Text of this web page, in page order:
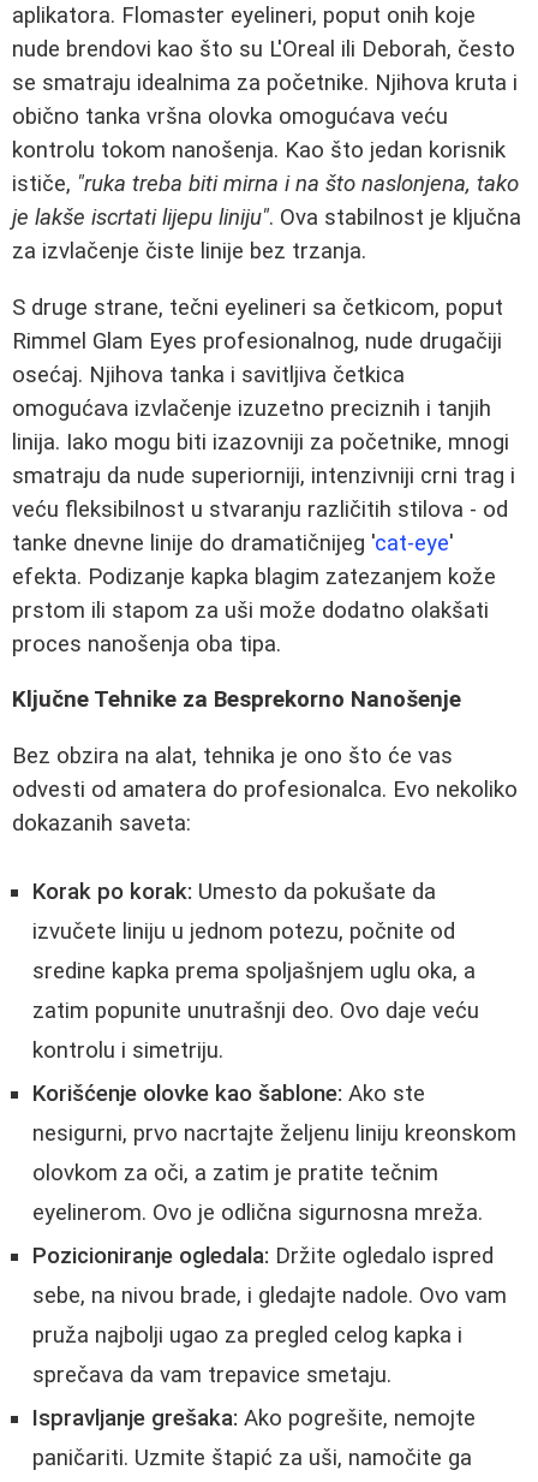
aplikatora. Flomaster eyelineri, poput onih koje
nude brendovi kao što su L'Oreal ili Deborah, često
se smatraju idealnima za početnike. Njihova kruta i
obično tanka vršna olovka omogućava veću
kontrolu tokom nanošenja. Kao što jedan korisnik
ističe, "ruka treba biti mirna i na što naslonjena, tako
je lakše iscrtati lijepu liniju". Ova stabilnost je ključna
za izvlačenje čiste linije bez trzanja.
S druge strane, tečni eyelineri sa četkicom, poput
Rimmel Glam Eyes profesionalnog, nude drugačiji
osećaj. Njihova tanka i savitljiva četkica
omogućava izvlačenje izuzetno preciznih i tanjih
linija. Iako mogu biti izazovniji za početnike, mnogi
smatraju da nude superiorniji, intenzivniji crni trag i
veću fleksibilnost u stvaranju različitih stilova - od
tanke dnevne linije do dramatičnijeg 'cat-eye'
efekta. Podizanje kapka blagim zatezanjem kože
prstom ili stapom za uši može dodatno olakšati
proces nanošenja oba tipa.
Ključne Tehnike za Besprekorno Nanošenje
Bez obzira na alat, tehnika je ono što će vas
odvesti od amatera do profesionalca. Evo nekoliko
dokazanih saveta:
Korak po korak: Umesto da pokušate da
izvučete liniju u jednom potezu, počnite od
sredine kapka prema spoljašnjem uglu oka, a
zatim popunite unutrašnji deo. Ovo daje veću
kontrolu i simetriju.
Korišćenje olovke kao šablone: Ako ste
nesigurni, prvo nacrtajte željenu liniju kreonskom
olovkom za oči, a zatim je pratite tečnim
eyelinerom. Ovo je odlična sigurnosna mreža.
Pozicioniranje ogledala: Držite ogledalo ispred
sebe, na nivou brade, i gledajte nadole. Ovo vam
pruža najbolji ugao za pregled celog kapka i
sprečava da vam trepavice smetaju.
Ispravljanje grešaka: Ako pogrešite, nemojte
paničariti. Uzmite štapić za uši, namočite ga